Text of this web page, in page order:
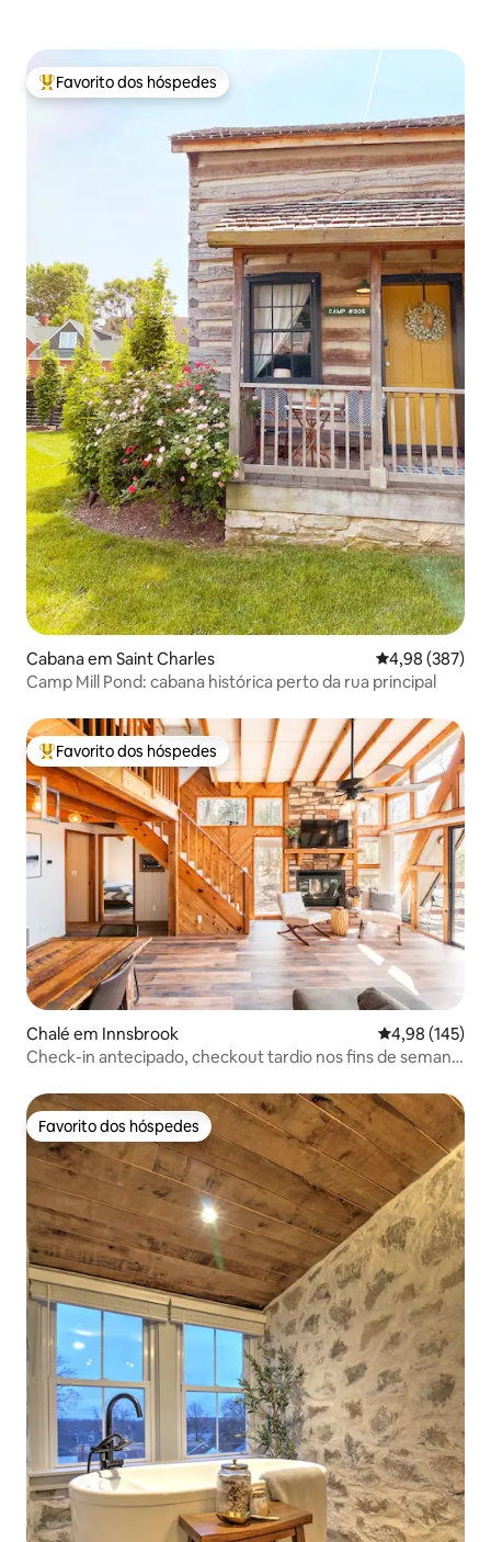
Favoritos dos hóspedes mais apreciados
Favorito dos hóspedes
Cabana em Saint Charles Classificação
4,98 (387)
Camp Mill Pond: cabana histórica perto da rua principal
Favoritos dos hóspedes mais apreciados
Favorito dos hóspedes
Chalé em Innsbrook Classificação
4,98 (145)
Check-in antecipado, checkout tardio nos fins de semana
Favorito dos hóspedes
Favorito dos hóspedes